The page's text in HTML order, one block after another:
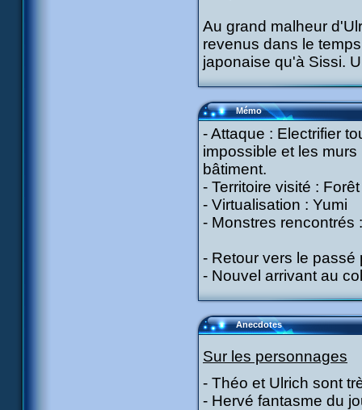
Au grand malheur
revenus dans le
japonaise qu'à Sissi.
Mémo
- Attaque : Electrifier
impossible et les
bâtiment.
- Territoire visité : Forêt
- Virtualisation : Yumi
- Monstres rencontrés
- Retour vers le passé
- Nouvel arrivant au
Anecdotes
Sur les personnages
- Théo et Ulrich sont
- Hervé fantasme du